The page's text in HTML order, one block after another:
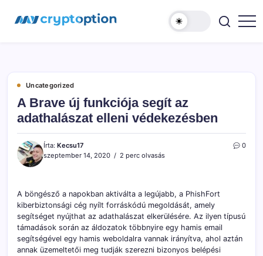
MyCryptOption
Uncategorized
A Brave új funkciója segít az
adathalászat elleni védekezésben
Írta: Kecsu17
szeptember 14, 2020
2 perc olvasás
0
A böngésző a napokban aktiválta a legújabb, a PhishFort
kiberbiztonsági cég nyílt forráskódú megoldását, amely
segítséget nyújthat az adathalászat elkerülésére. Az ilyen típusú
támadások során az áldozatok többnyire egy hamis email
segítségével egy hamis weboldalra vannak irányítva, ahol aztán
annak üzemeltetői meg tudják szerezni bizonyos belépési